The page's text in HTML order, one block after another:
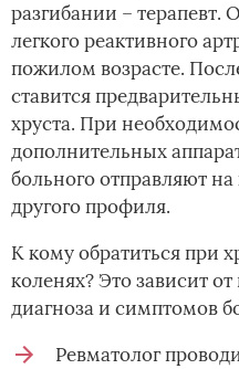
разгибании – терапевт.
легкого реактивного
пожилом возрасте.
ставится
хруста. При
дополнительных
больного отправляют
другого профиля.
К кому обратиться при
коленях? Это зависит
диагноза и симптомов
Ревматолог